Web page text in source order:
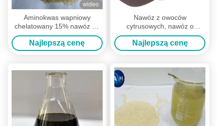
wideo
Aminokwas wapniowy
chelatowany 15% nawóz do
drzewa bananowego,
organiczny nawóz do drzew
Najlepszą cenę
Nawóz z owoców
cytrusowych, nawóz o
wysokiej zawartości fosforu w
uprawie roślin
Najlepszą cenę